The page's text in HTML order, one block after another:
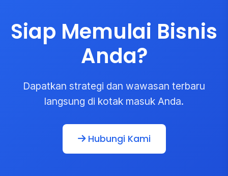
Siap Memulai Bisnis
Anda?
Dapatkan strategi dan wawasan terbaru
langsung di kotak masuk Anda.
Hubungi Kami